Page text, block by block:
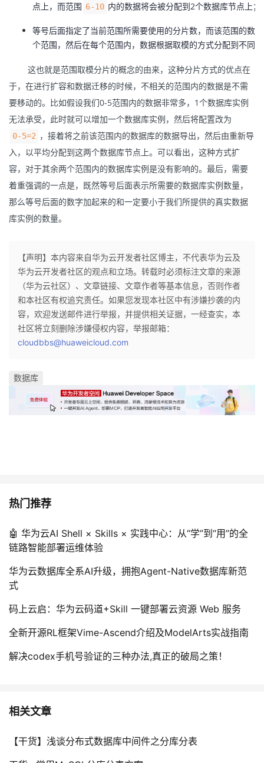
堂
的
课
程
我
的
认
我
的
验
我
收
藏
Programs
我
的
技
术
我
的
云
议
点上，而范围 6-10 内的数据将会被分配到2个数据库节点上；
等号后面指定了当前范围所需要使用的分片数，而该范围的数
个范围，然后在每个范围内，数据根据取模的方式分配到不同
这也就是范围取模分片的概念的由来，这种分片方式的优点在
于，在进行扩容和数据迁移的时候，不相关的范围内的数据是不需
要移动的。比如假设我们0-5范围内的数据非常多，1个数据库实例
无法承受，此时就可以增加一个数据库实例，然后将配置改为
0-5=2 ，接着将之前该范围内的数据库的数据导出，然后由重新导
入，以平均分配到这两个数据库节点上。可以看出，这种方式扩
容，对于其余两个范围内的数据库实例是没有影响的。最后，需要
着重强调的一点是，既然等号后面表示所需要的数据库实例数量，
那么等号后面的数字加起来的和一定要小于我们所提供的真实数据
库实例的数量。
【声明】本内容来自华为云开发者社区博主，不代表华为云及
华为云开发者社区的观点和立场。转载时必须标注文章的来源
（华为云社区）、文章链接、文章作者等基本信息，否则作者
和本社区有权追究责任。如果您发现本社区中有涉嫌抄袭的内
容，欢迎发送邮件进行举报，并提供相关证据，一经查实，本
社区将立刻删除涉嫌侵权内容，举报邮箱：
cloudbbs@huaweicloud.com
数据库
热门推荐
🤖 华为云AI Shell × Skills × 实践中心：从“学”到“用”的全
链路智能部署运维体验
华为云数据库全系AI升级，拥抱Agent-Native数据库新范
式
码上云启：华为云码道+Skill 一键部署云资源 Web 服务
全新开源RL框架Vime-Ascend介绍及ModelArts实战指南
解决codex手机号验证的三种办法,真正的破局之策！
相关文章
【干货】浅谈分布式数据库中间件之分库分表